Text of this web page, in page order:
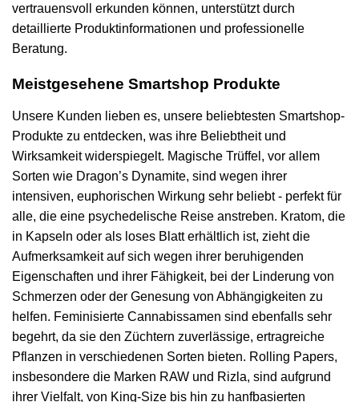
vertrauensvoll erkunden können, unterstützt durch
detaillierte Produktinformationen und professionelle
Beratung.
Meistgesehene Smartshop Produkte
Unsere Kunden lieben es, unsere beliebtesten Smartshop-
Produkte zu entdecken, was ihre Beliebtheit und
Wirksamkeit widerspiegelt. Magische Trüffel, vor allem
Sorten wie Dragon’s Dynamite, sind wegen ihrer
intensiven, euphorischen Wirkung sehr beliebt - perfekt für
alle, die eine psychedelische Reise anstreben. Kratom, die
in Kapseln oder als loses Blatt erhältlich ist, zieht die
Aufmerksamkeit auf sich wegen ihrer beruhigenden
Eigenschaften und ihrer Fähigkeit, bei der Linderung von
Schmerzen oder der Genesung von Abhängigkeiten zu
helfen. Feminisierte Cannabissamen sind ebenfalls sehr
begehrt, da sie den Züchtern zuverlässige, ertragreiche
Pflanzen in verschiedenen Sorten bieten. Rolling Papers,
insbesondere die Marken RAW und Rizla, sind aufgrund
ihrer Vielfalt, von King-Size bis hin zu hanfbasierten